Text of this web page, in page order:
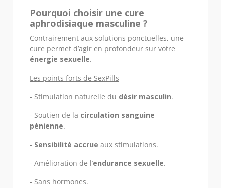
Pourquoi choisir une cure
aphrodisiaque masculine ?
Contrairement aux solutions ponctuelles, une
cure permet d’agir en profondeur sur votre
énergie sexuelle.
Les points forts de SexPills
- Stimulation naturelle du désir masculin.
- Soutien de la circulation sanguine
pénienne.
- Sensibilité accrue aux stimulations.
- Amélioration de l’endurance sexuelle.
- Sans hormones.